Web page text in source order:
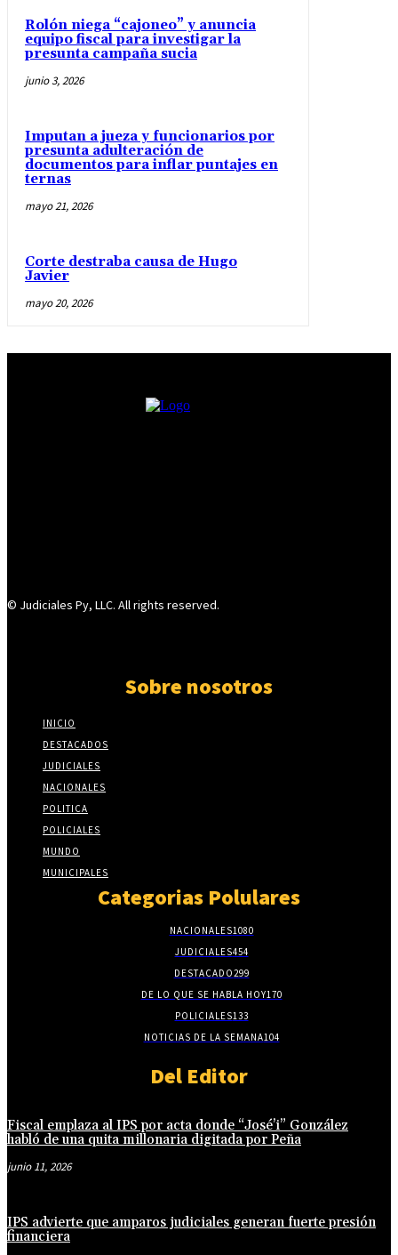
Rolón niega “cajoneo” y anuncia
equipo fiscal para investigar la
presunta campaña sucia
junio 3, 2026
Imputan a jueza y funcionarios por
presunta adulteración de
documentos para inflar puntajes en
ternas
mayo 21, 2026
Corte destraba causa de Hugo
Javier
mayo 20, 2026
© Judiciales Py, LLC. All rights reserved.
Sobre nosotros
INICIO
DESTACADOS
JUDICIALES
NACIONALES
POLITICA
POLICIALES
MUNDO
MUNICIPALES
Categorias Polulares
NACIONALES1080
JUDICIALES454
DESTACADO299
DE LO QUE SE HABLA HOY170
POLICIALES133
NOTICIAS DE LA SEMANA104
Del Editor
Fiscal emplaza al IPS por acta donde “José’i” González
habló de una quita millonaria digitada por Peña
junio 11, 2026
IPS advierte que amparos judiciales generan fuerte presión
financiera